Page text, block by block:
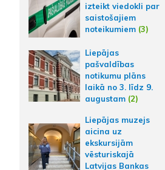
izteikt viedokli par
saistošajiem
noteikumiem (3)
Liepājas
pašvaldības
notikumu plāns
laikā no 3. līdz 9.
augustam (2)
Liepājas muzejs
aicina uz
ekskursijām
vēsturiskajā
Latvijas Bankas